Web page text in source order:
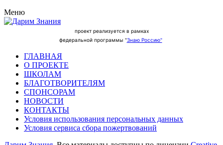
Меню
проект реализуется в рамках
федеральной программы "Знаю Россию"
ГЛАВНАЯ
О ПРОЕКТЕ
ШКОЛАМ
БЛАГОТВОРИТЕЛЯМ
СПОНСОРАМ
НОВОСТИ
КОНТАКТЫ
Условия использования персональных данных
Условия сервиса сбора пожертвований